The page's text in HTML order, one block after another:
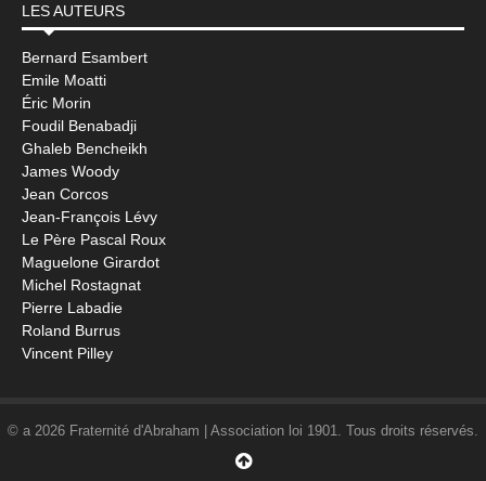
LES AUTEURS
Bernard Esambert
Emile Moatti
Éric Morin
Foudil Benabadji
Ghaleb Bencheikh
James Woody
Jean Corcos
Jean-François Lévy
Le Père Pascal Roux
Maguelone Girardot
Michel Rostagnat
Pierre Labadie
Roland Burrus
Vincent Pilley
© a 2026 Fraternité d'Abraham | Association loi 1901. Tous droits réservés.